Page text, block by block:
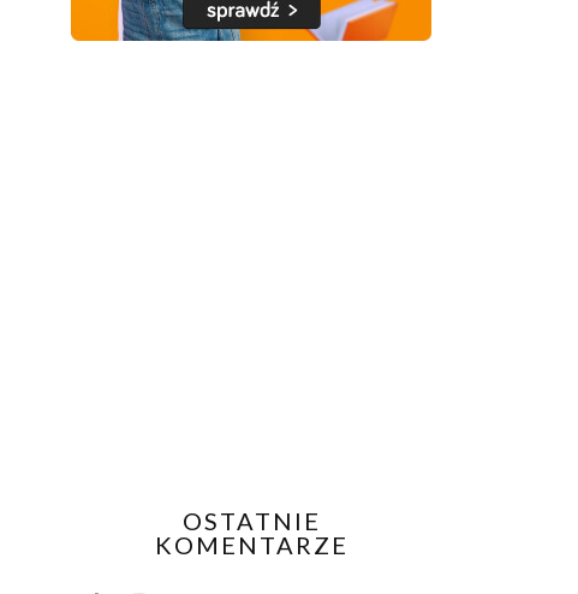
OSTATNIE
KOMENTARZE